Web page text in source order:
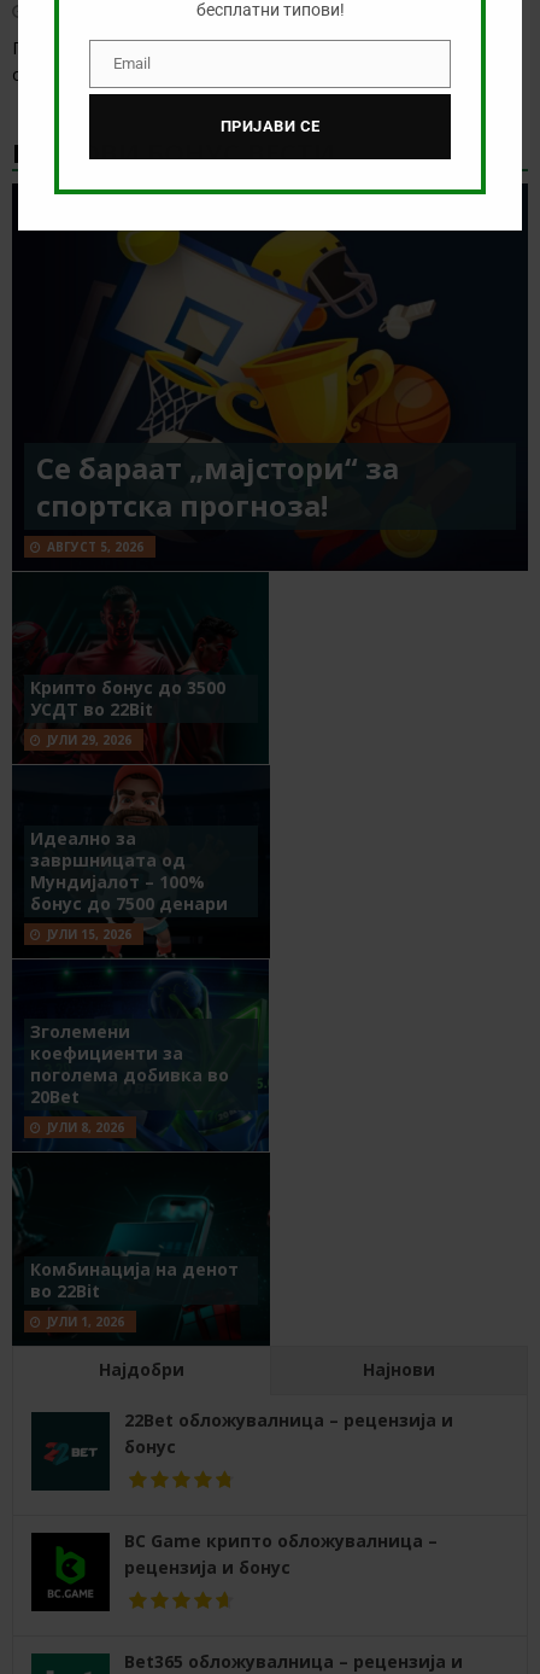
Пред нас е ден со одлична понуда, а за многу кратко ќе го
одбележиме официјалниот
НАЈНОВИ БОНУС ВЕСТИ
Се бараат „мајстори“ за
спортска прогноза!
АВГУСТ 5, 2026
Крипто бонус до 3500
УСДТ во 22Bit
ЈУЛИ 29, 2026
Идеално за
завршницата од
Мундијалот – 100%
бонус до 7500 денари
ЈУЛИ 15, 2026
Зголемени
коефициенти за
поголема добивка во
20Bet
ЈУЛИ 8, 2026
Комбинација на денот
во 22Bit
ЈУЛИ 1, 2026
Најдобри Најнови
22Bet обложувалница – рецензија и
бонус
BC Game крипто обложувалница –
рецензија и бонус
Bet365 обложувалница – рецензија и
бесплатни типови!
EmailEmail
ПРИЈАВИ СЕ